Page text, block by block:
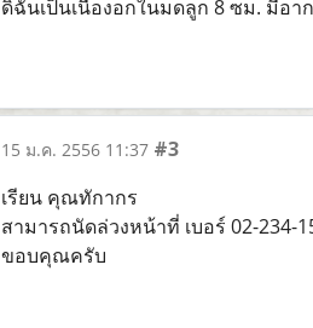
ดิฉันเป็นเนื้องอกในมดลูก 8 ซม. มีอ
15 ม.ค. 2556 11:37 #3
เรียน คุณทักากร
สามารถนัดล่วงหน้าที่ เบอร์ 02-234-
ขอบคุณครับ